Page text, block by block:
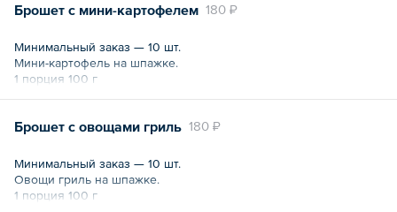
180 ₽
Брошет с мини-картофелем
Минимальный заказ — 10 шт.
Мини-картофель на шпажке.
1 порция 100 г
180 ₽
Брошет с овощами гриль
Минимальный заказ — 10 шт.
Овощи гриль на шпажке.
1 порция 100 г